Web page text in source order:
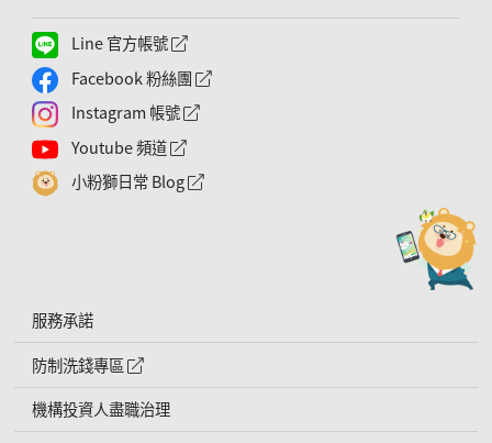
Line 官方帳號 外網連結符號
Facebook 粉絲團 外網連結符號
Instagram 帳號 外網連結符號
Youtube 頻道 外網連結符號
小粉獅日常 Blog 外網連結符號
服務承諾
防制洗錢專區
外網連結符號
機構投資人盡職治理